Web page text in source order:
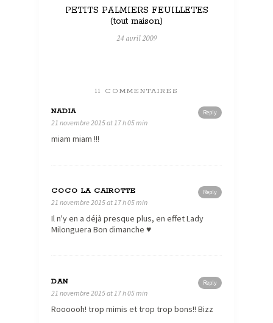
PETITS PALMIERS FEUILLETES
(tout maison)
24 avril 2009
11 COMMENTAIRES
Reply
NADIA
21 novembre 2015 at 17 h 05 min
miam miam !!!
Reply
COCO LA CAIROTTE
21 novembre 2015 at 17 h 05 min
Il n'y en a déjà presque plus, en effet Lady
Milonguera Bon dimanche ♥
Reply
DAN
21 novembre 2015 at 17 h 05 min
Roooooh! trop mimis et trop trop bons!! Bizz